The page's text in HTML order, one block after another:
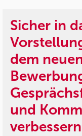
Sicher in
dem
und
verbessern